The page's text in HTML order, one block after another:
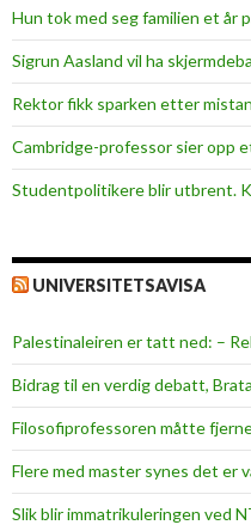
Hun tok med seg familien et år
Sigrun Aasland vil ha
Rektor fikk sparken etter
Cambridge-professor sier opp
Studentpolitikere blir utbrent.
UNIVERSITETSAVISA
Palestinaleiren er tatt ned: –
Bidrag til en verdig debatt,
Filosofiprofessoren måtte
Flere med master synes det er
Slik blir immatrikuleringen ved